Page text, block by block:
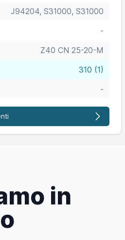
J94204, S31000, S31000
-
Z40 CN 25-20-M
310 (1)
-
in